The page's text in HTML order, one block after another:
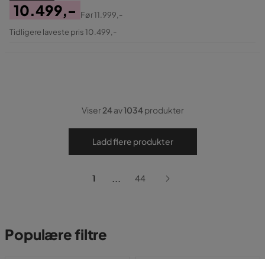
Pris
10.499,-
Original
Før11.999,-
Tidligere laveste pris 10.499,-
Viser24av1034produkter
Ladd flere produkter
1 ... 44
Populære filtre